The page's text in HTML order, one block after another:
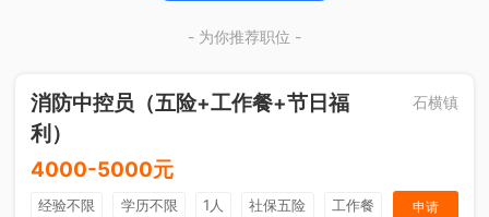
- 为你推荐职位 -
消防中控员（五险+工作餐+节日福
利）
石横镇
4000-5000元
经验不限 学历不限 1人 社保五险
工作餐
申请